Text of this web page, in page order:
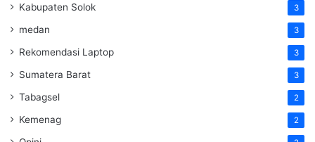
Kabupaten Solok 3
medan 3
Rekomendasi Laptop 3
Sumatera Barat 3
Tabagsel 2
Kemenag 2